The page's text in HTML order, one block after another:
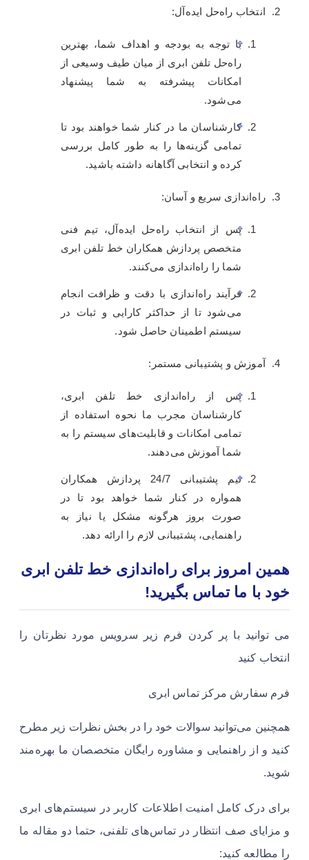
انتخاب راه‌حل ایده‌آل:
با توجه به بودجه و اهداف شما، بهترین
راه‌حل تلفن ابری از میان طیف وسیعی از
امکانات پیشرفته به شما پیشنهاد
می‌شود.
کارشناسان ما در کنار شما خواهند بود تا
تمامی گزینه‌ها را به طور کامل بررسی
کرده و انتخابی آگاهانه داشته باشید.
راه‌اندازی سریع و آسان:
پس از انتخاب راه‌حل ایده‌آل، تیم فنی
متخصص پردازش همکاران خط تلفن ابری
شما را راه‌اندازی می‌کنند.
فرآیند راه‌اندازی با دقت و ظرافت انجام
می‌شود تا از حداکثر کارایی و ثبات در
سیستم اطمینان حاصل شود.
آموزش و پشتیبانی مستمر:
پس از راه‌اندازی خط تلفن ابری،
کارشناسان مجرب ما نحوه استفاده از
تمامی امکانات و قابلیت‌های سیستم را به
شما آموزش می‌دهند.
تیم پشتیبانی 24/7 پردازش همکاران
همواره در کنار شما خواهد بود تا در
صورت بروز هرگونه مشکل یا نیاز به
راهنمایی، پشتیبانی لازم را ارائه دهد.
همین امروز برای راه‌اندازی خط تلفن ابری
خود با ما تماس بگیرید!
می توانید با پر کردن فرم زیر سرویس مورد نظرتان را
انتخاب کنید
فرم سفارش مرکز تماس ابری
همچنین می‌توانید سوالات خود را در بخش نظرات زیر مطرح
کنید و از راهنمایی و مشاوره رایگان متخصصان ما بهره‌مند
شوید.
برای درک کامل امنیت اطلاعات کاربر در سیستم‌های ابری
و مزایای صف انتظار در تماس‌های تلفنی، حتما دو مقاله ما
را مطالعه کنید: